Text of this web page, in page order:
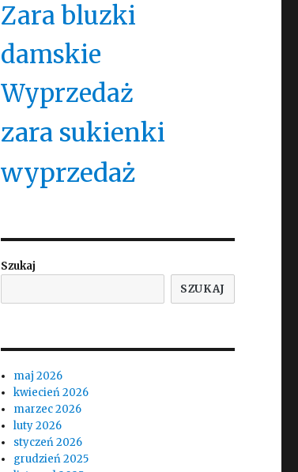
Zara bluzki
damskie
Wyprzedaż
zara sukienki
wyprzedaż
Szukaj
SZUKAJ
maj 2026
kwiecień 2026
marzec 2026
luty 2026
styczeń 2026
grudzień 2025